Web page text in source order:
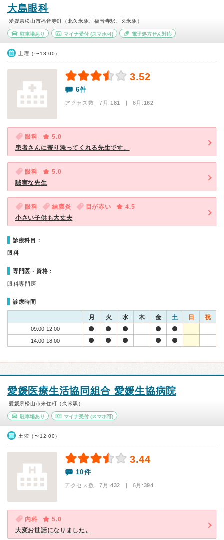
大島眼科
愛媛県松山市福音寺町（北久米駅、福音寺駅、久米駅）
駐車場あり マイナ受付(スマホ可) 電子処方せん対応
土曜（〜18:00）
3.52
6件
アクセス数 7月:181 | 6月:162
眼科
5.0
患者さんに寄り添ってくれる先生です。
眼科
5.0
誠実な先生
眼科 結膜炎 目が赤い
4.5
小さい子供も大丈夫
診療科目：
眼科
専門医・資格：
眼科専門医
診療時間
月 火 水 木 金 土 日 祝
09:00-12:00
14:00-18:00
愛媛医療生活協同組合 愛媛生協病院
愛媛県松山市来住町（久米駅）
駐車場あり マイナ受付(スマホ可)
土曜（〜12:00）
3.44
10件
アクセス数 7月:432 | 6月:394
内科
5.0
大変お世話になりました。